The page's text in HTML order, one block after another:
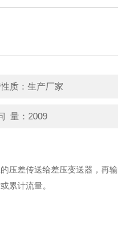
质：生产厂家
量：2009
压差传送给差压变送器，再输
累计流量。